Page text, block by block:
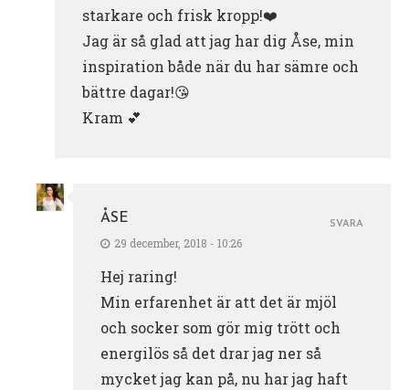
starkare och frisk kropp!❤️
Jag är så glad att jag har dig Åse, min
inspiration både när du har sämre och
bättre dagar!😘
Kram 💕
ÅSE
29 december, 2018 - 10:26
Hej raring!
Min erfarenhet är att det är mjöl
och socker som gör mig trött och
energilös så det drar jag ner så
mycket jag kan på, nu har jag haft
SVARA